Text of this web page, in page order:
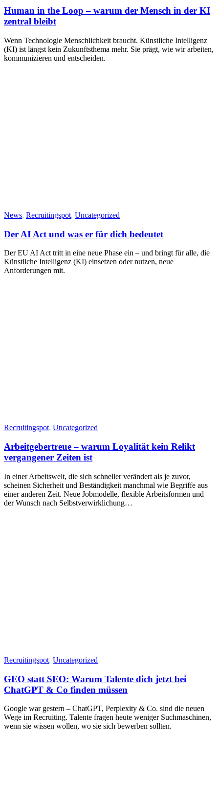
Human in the Loop – warum der Mensch in der KI
zentral bleibt
Wenn Technologie Menschlichkeit braucht. Künstliche Intelligenz
(KI) ist längst kein Zukunftsthema mehr. Sie prägt, wie wir arbeiten,
kommunizieren und entscheiden.
News, Recruitingspot, Uncategorized
Der AI Act und was er für dich bedeutet
Der EU AI Act tritt in eine neue Phase ein – und bringt für alle, die
Künstliche Intelligenz (KI) einsetzen oder nutzen, neue
Anforderungen mit.
Recruitingspot, Uncategorized
Arbeitgebertreue – warum Loyalität kein Relikt
vergangener Zeiten ist
In einer Arbeitswelt, die sich schneller verändert als je zuvor,
scheinen Sicherheit und Beständigkeit manchmal wie Begriffe aus
einer anderen Zeit. Neue Jobmodelle, flexible Arbeitsformen und
der Wunsch nach Selbstverwirklichung…
Recruitingspot, Uncategorized
GEO statt SEO: Warum Talente dich jetzt bei
ChatGPT & Co finden müssen
Google war gestern – ChatGPT, Perplexity & Co. sind die neuen
Wege im Recruiting. Talente fragen heute weniger Suchmaschinen,
wenn sie wissen wollen, wo sie sich bewerben sollten.